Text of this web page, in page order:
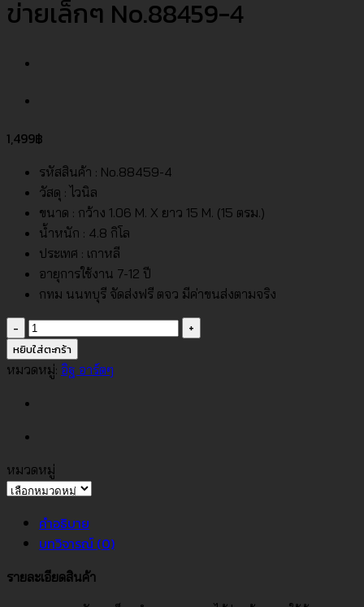
ข่ายเล็กๆ No.88459-4
1,499฿
รหัสสินค้า : No.88459-4
วัสดุ : ไวนิล
ขนาด : กว้าง 1.06 M. X ยาว 15 M. (15 ตรม.)
น้ำหนัก : 4.8 กิโล
ประเทศ : เกาหลี
อายุการใช้งาน 7-12 ปี
กทม นนทบุรี จัดส่งฟรี ตจว มีค่าขนส่งตามจริง
จำนวน
วอลเปเปอร์
สี
ทอง
เล็กๆ
No.88459-
ชิ้น
หยิบใส่ตะกร้า
หมวดหมู่: อิฐ อาร์ตๆ
หมวดหมู่
หมวด
คำอธิบาย
บทวิจารณ์ (0)
รายละเอียดสินค้า